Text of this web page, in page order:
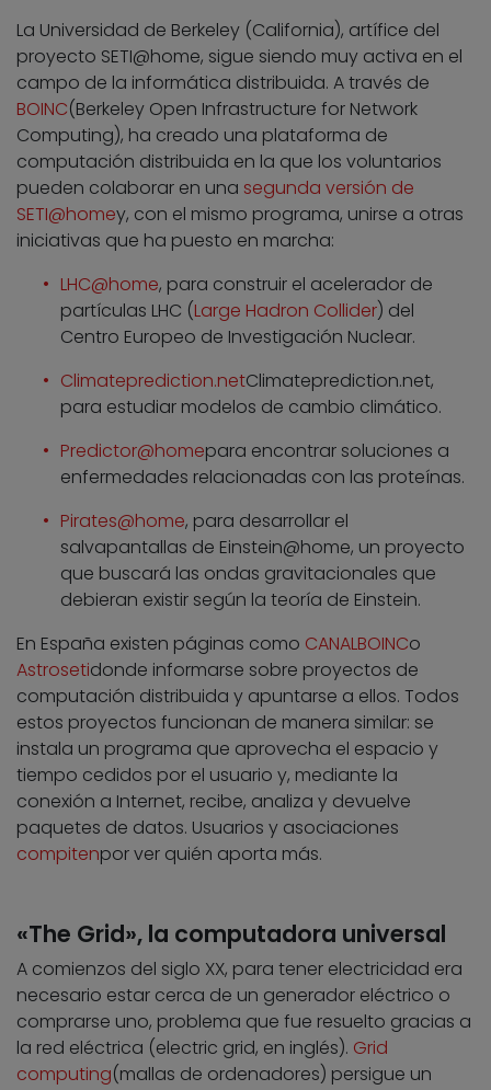
La Universidad de Berkeley (California), artífice del
proyecto SETI@home, sigue siendo muy activa en el
campo de la informática distribuida. A través de
BOINC(Berkeley Open Infrastructure for Network
Computing), ha creado una plataforma de
computación distribuida en la que los voluntarios
pueden colaborar en una segunda versión de
SETI@homey, con el mismo programa, unirse a otras
iniciativas que ha puesto en marcha:
LHC@home, para construir el acelerador de
partículas LHC (Large Hadron Collider) del
Centro Europeo de Investigación Nuclear.
Climateprediction.netClimateprediction.net,
para estudiar modelos de cambio climático.
Predictor@homepara encontrar soluciones a
enfermedades relacionadas con las proteínas.
Pirates@home, para desarrollar el
salvapantallas de Einstein@home, un proyecto
que buscará las ondas gravitacionales que
debieran existir según la teoría de Einstein.
En España existen páginas como CANALBOINCo
Astrosetidonde informarse sobre proyectos de
computación distribuida y apuntarse a ellos. Todos
estos proyectos funcionan de manera similar: se
instala un programa que aprovecha el espacio y
tiempo cedidos por el usuario y, mediante la
conexión a Internet, recibe, analiza y devuelve
paquetes de datos. Usuarios y asociaciones
compitenpor ver quién aporta más.
«The Grid», la computadora universal
A comienzos del siglo XX, para tener electricidad era
necesario estar cerca de un generador eléctrico o
comprarse uno, problema que fue resuelto gracias a
la red eléctrica (electric grid, en inglés). Grid
computing(mallas de ordenadores) persigue un